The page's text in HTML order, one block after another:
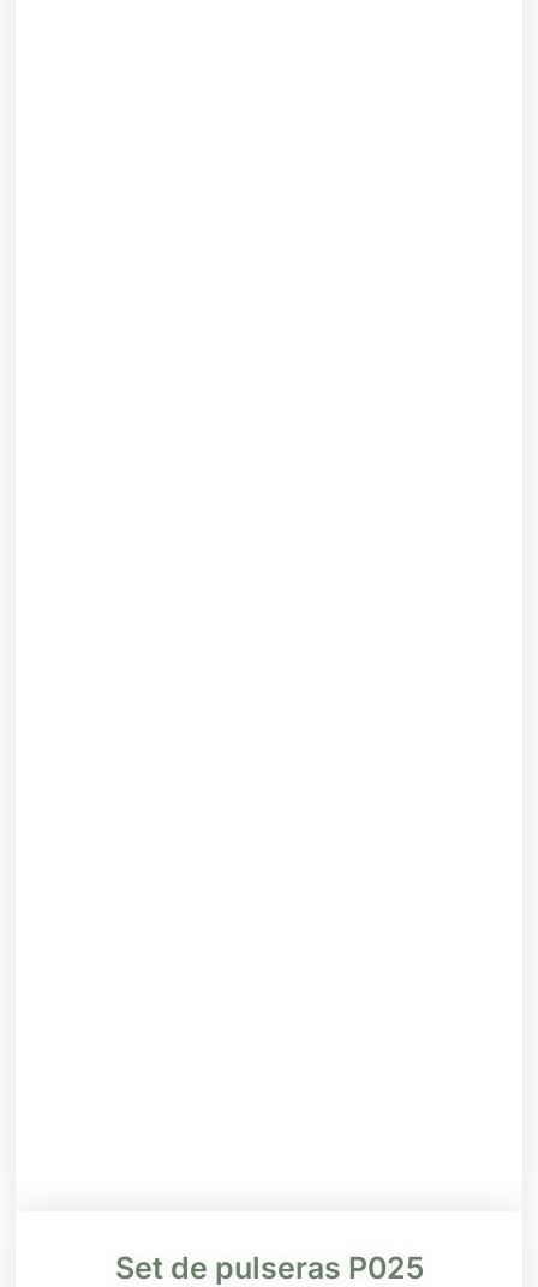
Set de pulseras P025